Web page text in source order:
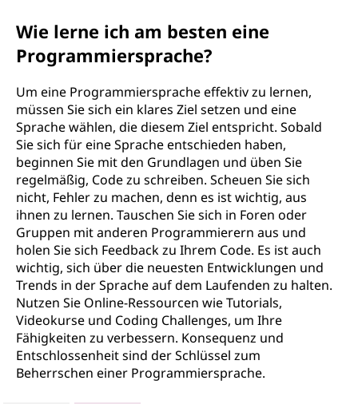
Wie lerne ich am besten eine
Programmiersprache?
Um eine Programmiersprache effektiv zu lernen,
müssen Sie sich ein klares Ziel setzen und eine
Sprache wählen, die diesem Ziel entspricht. Sobald
Sie sich für eine Sprache entschieden haben,
beginnen Sie mit den Grundlagen und üben Sie
regelmäßig, Code zu schreiben. Scheuen Sie sich
nicht, Fehler zu machen, denn es ist wichtig, aus
ihnen zu lernen. Tauschen Sie sich in Foren oder
Gruppen mit anderen Programmierern aus und
holen Sie sich Feedback zu Ihrem Code. Es ist auch
wichtig, sich über die neuesten Entwicklungen und
Trends in der Sprache auf dem Laufenden zu halten.
Nutzen Sie Online-Ressourcen wie Tutorials,
Videokurse und Coding Challenges, um Ihre
Fähigkeiten zu verbessern. Konsequenz und
Entschlossenheit sind der Schlüssel zum
Beherrschen einer Programmiersprache.